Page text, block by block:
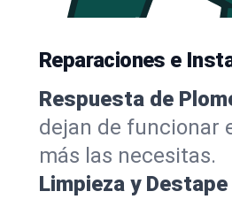
Reparaciones e
Respuesta de
dejan de funcionar
más las necesitas.
Limpieza y